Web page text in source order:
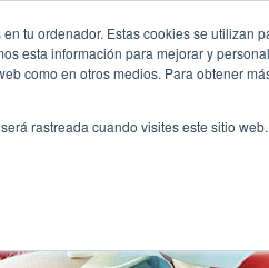
tu ordenador. Estas cookies se
esta información para mejorar y
como en otros medios. Para obtener
rastreada cuando visites este sitio
INICIO
sexo del bebé en tu babyshower!